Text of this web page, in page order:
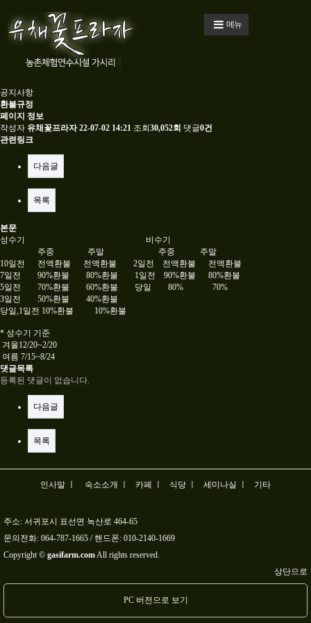
메뉴
공지사항
환불규정
페이지 정보
작성자 유채꽃프라자 22-07-02 14:21 조회 30,052회 댓글0건
관련링크
다음글
목록
본문
성수기 비수기
주중 주말 주중 주말
10일전 전액환불 전액환불 2일전 전액환불 전액환불
7일전 90%환불 80%환불 1일전 90%환불 80%환불
5일전 70%환불 60%환불 당일 80% 70%
3일전 50%환불 40%환불
당일,1일전 10%환불 10%환불
* 성수기 기준
겨울12/20~2/20
여름 7/15~8/24
댓글목록
등록된 댓글이 없습니다.
다음글
목록
인사말 ㅣ 숙소소개 ㅣ 카페 ㅣ 식당 ㅣ 세미나실 ㅣ 기타
주소: 서귀포시 표선면 녹산로 464-65
문의전화: 064-787-1665 / 핸드폰: 010-2140-1669
Copyright © gasifarm.comAll rights reserved.
상단으로
PC 버전으로 보기